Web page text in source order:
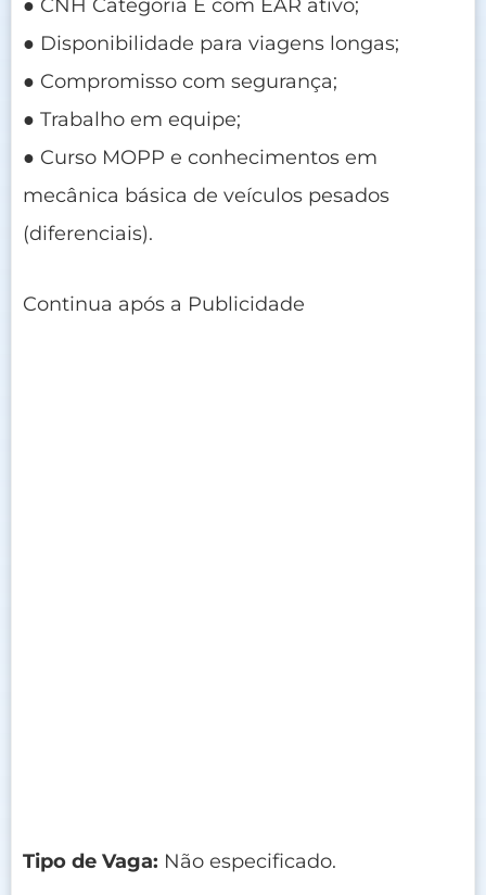
● CNH Categoria E com EAR ativo;
● Disponibilidade para viagens longas;
● Compromisso com segurança;
● Trabalho em equipe;
● Curso MOPP e conhecimentos em
mecânica básica de veículos pesados
(diferenciais).
Continua após a Publicidade
Tipo de Vaga: Não especificado.